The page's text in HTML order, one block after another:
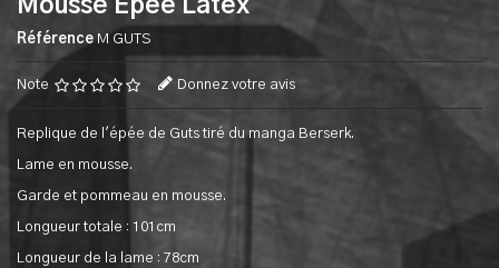
Mousse Epee Latex
Référence M GUTS
Note Donnez votre avis
Replique de l'épée de Guts tiré du manga Berserk.
Lame en mousse.
Garde et pommeau en mousse.
Longueur totale : 101cm
Longueur de la lame : 78cm